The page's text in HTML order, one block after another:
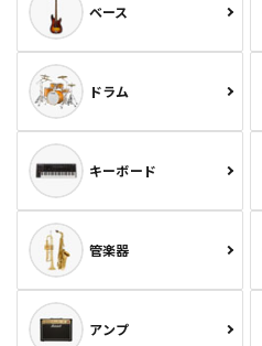
ベース
ドラム
キーボード
管楽器
アンプ